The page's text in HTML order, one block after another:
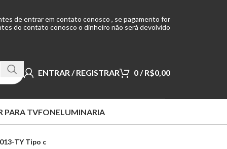
de entrar em contato conosco , se pagamento for
do contato conosco o dinheiro não será devolvido
ENTRAR / REGISTRAR 0 / R$0,00
PARA TVFONELUMINARIA
TY Tipo c